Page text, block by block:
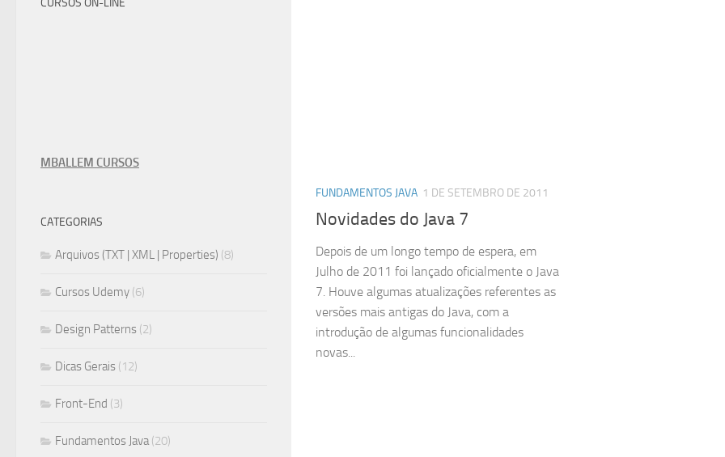
FUNDAMENTOS JAVA 1 DE SETEMBRO DE 2011
Novidades do Java 7
Depois de um longo tempo de espera, em
Julho de 2011 foi lançado oficialmente o Java
7. Houve algumas atualizações referentes as
versões mais antigas do Java, com a
introdução de algumas funcionalidades
novas...
CURSOS ON-LINE
MBALLEM CURSOS
CATEGORIAS
Arquivos (TXT | XML | Properties) (8)
Cursos Udemy (6)
Design Patterns (2)
Dicas Gerais (12)
Front-End (3)
Fundamentos Java(20)